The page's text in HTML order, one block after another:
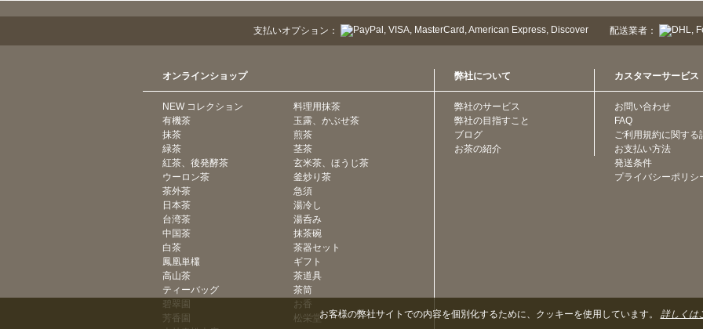
支払いオプション： 配送業者：
オンラインショップ
NEW コレクション
有機茶
抹茶
緑茶
紅茶、後発酵茶
ウーロン茶
茶外茶
日本茶
台湾茶
中国茶
白茶
鳳凰単欉
高山茶
ティーバッグ
碧翠園
芳香園
料理用抹茶
玉露、かぶせ茶
煎茶
茎茶
玄米茶、ほうじ茶
釜炒り茶
急須
湯冷し
湯呑み
抹茶碗
茶器セット
ギフト
茶道具
茶筒
お香
松栄堂
弊社について
弊社のサービス
弊社の目指すこと
ブログ
お茶の紹介
カスタマーサービス
お問い合わせ
FAQ
ご利用規約に関する
お支払い方法
発送条件
プライバシーポリシ
お客様の弊社サイトでの内容を個別化するために、クッキーを使用しています。 詳しくは